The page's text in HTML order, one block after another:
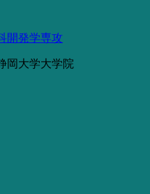
開発学専攻
岡大学大学院